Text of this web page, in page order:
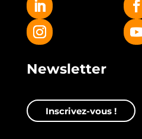
Newsletter
Inscrivez-vous !